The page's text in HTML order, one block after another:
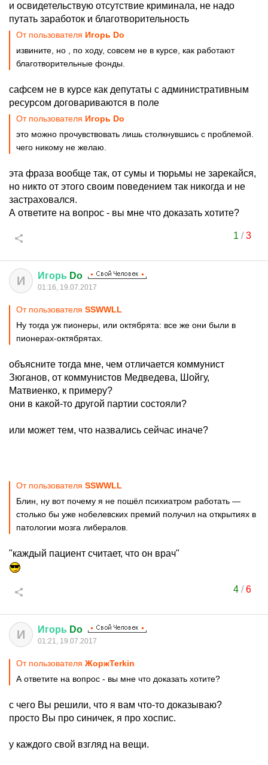
и освидетельствую отсутствие криминала, не надо
путать заработок и благотворительность
От пользователя Игорь Do
извините, но , по ходу, совсем не в курсе, как работают
благотворительные фонды.
сафсем не в курсе как депутаты с административным
ресурсом договариваются в поле
От пользователя Игорь Do
это можно прочувствовать лишь столкнувшись с проблемой.
чего никому не желаю.
эта фраза вообще так, от сумы и тюрьмы не зарекайся,
но никто от этого своим поведением так никогда и не
застраховался.
А ответите на вопрос - вы мне что доказать хотите?
1 /3
И Игорь Do
01:16, 19.07.2017
От пользователя SSWWLL
Ну тогда уж пионеры, или октябрята: все же они были в
пионерах-октябрятах.
объясните тогда мне, чем отличается коммунист
Зюганов, от коммунистов Медведева, Шойгу,
Матвиенко, к примеру?
они в какой-то другой партии состояли?
или может тем, что назвались сейчас иначе?
От пользователя SSWWLL
Блин, ну вот почему я не пошёл психиатром работать —
столько бы уже нобелевских премий получил на открытиях в
патологии мозга либералов.
"каждый пациент считает, что он врач"
4/6
И Игорь Do
01:21, 19.07.2017
От пользователя ЖоржTerkin
А ответите на вопрос - вы мне что доказать хотите?
с чего Вы решили, что я вам что-то доказываю?
просто Вы про синичек, я про хоспис.
у каждого свой взгляд на вещи.